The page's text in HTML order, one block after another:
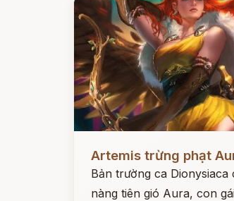
Artemis trừng phạt
Bản trường ca Dionysiaca
nàng tiên gió Aura, con